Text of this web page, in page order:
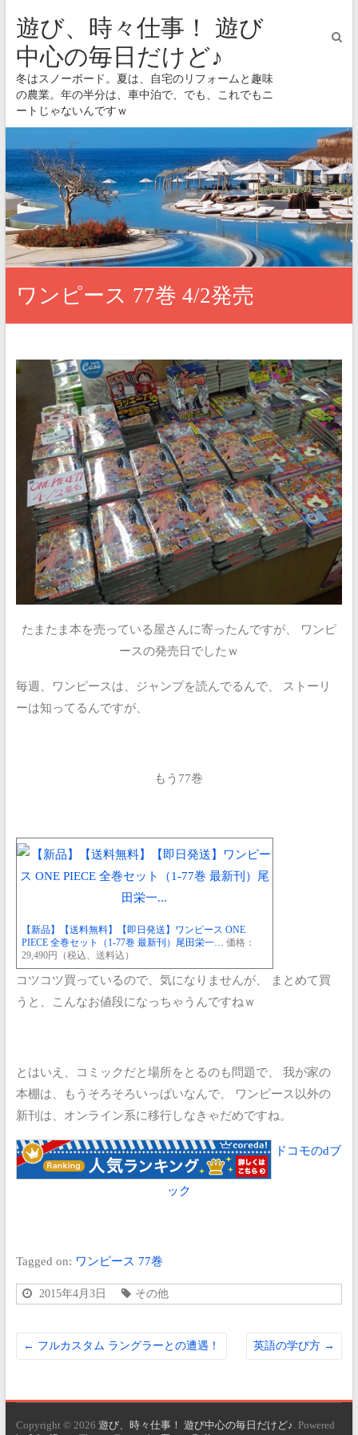
遊び、時々仕事！ 遊び
中心の毎日だけど♪
冬はスノーボード。夏は、自宅のリフォームと趣味
の農業。年の半分は、車中泊で、でも、これでもニ
ートじゃないんですｗ
ワンピース 77巻 4/2発売
たまたま本を売っている屋さんに寄ったんですが、
ワンピ
ースの発売日でしたｗ
毎週、ワンピースは、ジャンプを読んでるんで、
ストーリ
ーは知ってるんですが、
もう77巻
【新品】【送料無料】【即日発送】ワンピース ONE
PIECE 全巻セット（1-77巻 最新刊）尾田栄一… 価格：
29,490円（税込、送料込）
コツコツ買っているので、気になりませんが、
まとめて買
うと、こんなお値段になっちゃうんですねｗ
とはいえ、コミックだと場所をとるのも問題で、
我が家の
本棚は、もうそろそろいっぱいなんで、
ワンピース以外の
新刊は、オンライン系に移行しなきゃだめですね。
ドコモのdブ
ック
Tagged on: ワンピース 77巻
2015年4月3日 その他
← フルカスタム ラングラーとの遭遇！ 英語の学び方 →
Copyright © 2026 遊び、時々仕事！ 遊び中心の毎日だけど♪. Powered